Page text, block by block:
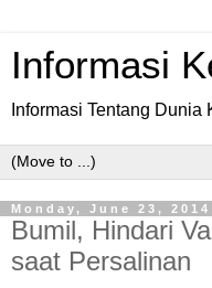
Informasi
Informasi Tentang Dunia
Monday, June 23, 2014
Bumil, Hindari
saat Persalinan